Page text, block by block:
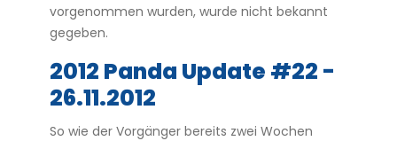
vorgenommen wurden, wurde nicht bekannt
gegeben.
2012 Panda Update #22 -
26.11.2012
So wie der Vorgänger bereits zwei Wochen